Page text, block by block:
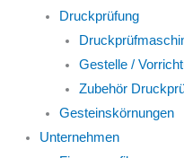
Druckprüfung
Gestelle /
Zubehör
Gesteinskörnungen
Unternehmen